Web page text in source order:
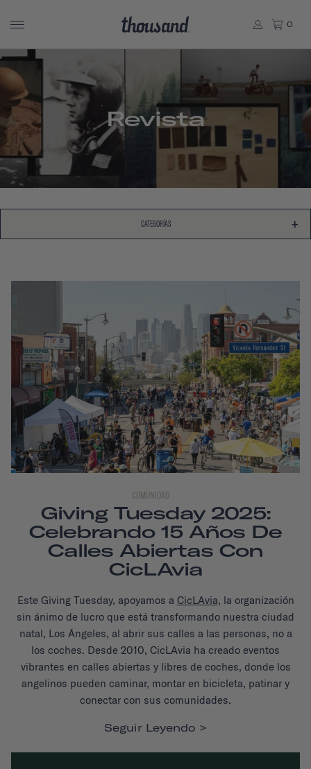
0
Revista
CATEGORÍAS
COMUNIDAD
Giving Tuesday 2025:
Celebrando 15 Años De
Calles Abiertas Con
CicLAvia
Este Giving Tuesday, apoyamos a CicLAvia, la organización
sin ánimo de lucro que está transformando nuestra ciudad
natal, Los Ángeles, al abrir sus calles a las personas, no a
los coches. Desde 2010, CicLAvia ha creado eventos
vibrantes en calles abiertas y libres de coches, donde los
angelinos pueden caminar, montar en bicicleta, patinar y
conectar con sus comunidades.
Seguir Leyendo